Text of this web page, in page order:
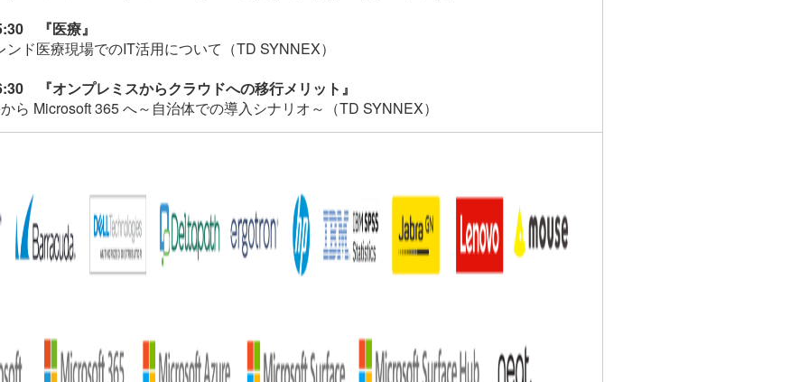
『医療』
ンド医療現場でのIT活用について（TD SYNNEX）
『オンプレミスからクラウドへの移行メリット』
ら Microsoft 365 へ～自治体での導入シナリオ～（TD SYNNEX）